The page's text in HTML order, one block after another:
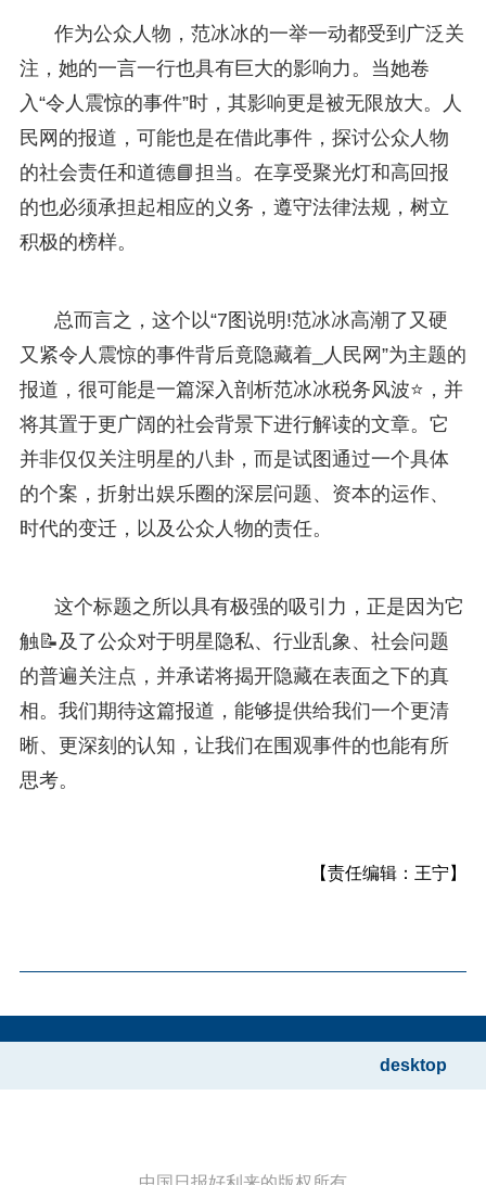
作为公众人物，范冰冰的一举一动都受到广泛关
注，她的一言一行也具有巨大的影响力。当她卷
入“令人震惊的事件”时，其影响更是被无限放大。人
民网的报道，可能也是在借此事件，探讨公众人物
的社会责任和道德📘担当。在享受聚光灯和高回报
的也必须承担起相应的义务，遵守法律法规，树立
积极的榜样。
总而言之，这个以“7图说明!范冰冰高潮了又硬
又紧令人震惊的事件背后竟隐藏着_人民网”为主题的
报道，很可能是一篇深入剖析范冰冰税务风波⭐，并
将其置于更广阔的社会背景下进行解读的文章。它
并非仅仅关注明星的八卦，而是试图通过一个具体
的个案，折射出娱乐圈的深层问题、资本的运作、
时代的变迁，以及公众人物的责任。
这个标题之所以具有极强的吸引力，正是因为它
触📝及了公众对于明星隐私、行业乱象、社会问题
的普遍关注点，并承诺将揭开隐藏在表面之下的真
相。我们期待这篇报道，能够提供给我们一个更清
晰、更深刻的认知，让我们在围观事件的也能有所
思考。
【责任编辑：王宁】
desktop